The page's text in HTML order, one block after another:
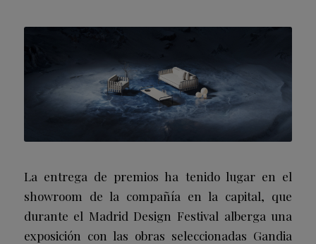
La entrega de premios ha tenido lugar en el
showroom de la compañía en la capital, que
durante el Madrid Design Festival alberga una
exposición con las obras seleccionadas Gandia